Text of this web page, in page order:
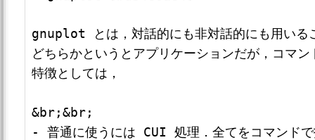
gnuplot とは，対話的にも非対話的にも用いる
どちらかというとアプリケーションだが，コマ
特徴としては，
&br;&br;
- 普通に使うには CUI 処理．全てをコマンドで